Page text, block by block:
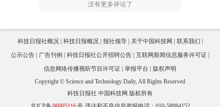
没有更多评论了
科技日报社概况 科技日报概况 报社领导 关于中国科技网
联系我们
公示公告
广告刊例 科技日报社公开招聘公告
互联网新闻信息服务许可证
信息网络传播视听节目许可证
举报平台
版权声明
Copyright © Science and Technology Daily, All Rights Reserved
科技日报社 中国科技网 版权所有